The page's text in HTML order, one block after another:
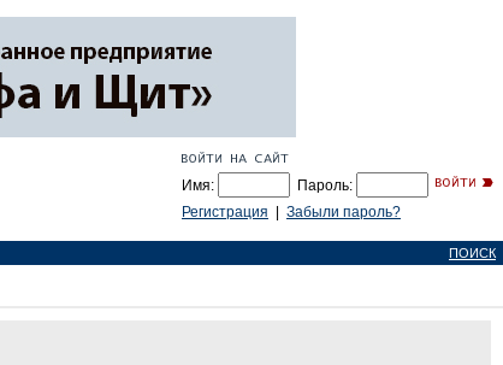
Имя:
Пароль:
Регистрация
Забыли пароль?
ПОИСК